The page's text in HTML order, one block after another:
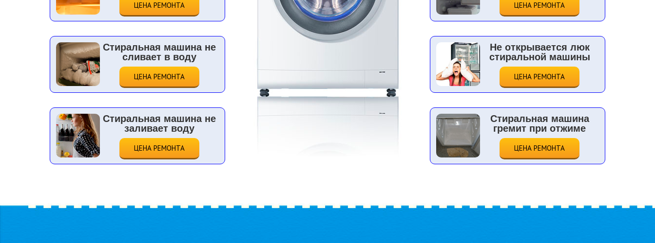
ЦЕНА РЕМОНТА
Стиральная машина не
сливает в воду
ЦЕНА РЕМОНТА
Стиральная машина не
заливает воду
ЦЕНА РЕМОНТА
ЦЕНА РЕМОНТА
Не открывается люк
стиральной машины
ЦЕНА РЕМОНТА
Стиральная машина
гремит при отжиме
ЦЕНА РЕМОНТА